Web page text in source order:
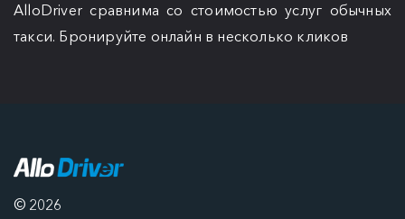
AlloDriver сравнима со стоимостью услуг обычных
такси. Бронируйте онлайн в несколько кликов
© 2026